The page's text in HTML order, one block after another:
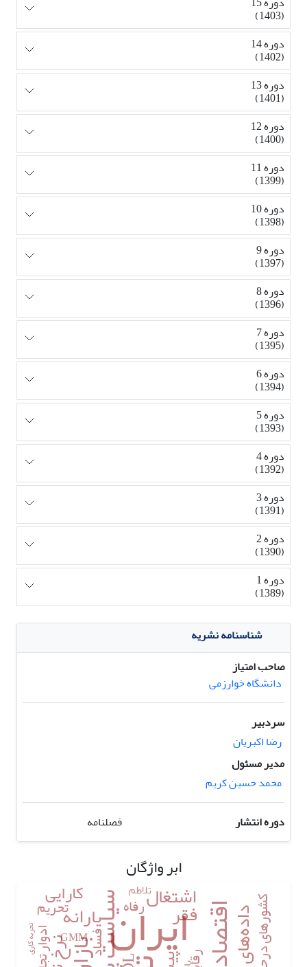
(1403)
دوره 14
(1402)
دوره 13
(1401)
دوره 12
(1400)
دوره 11
(1399)
دوره 10
(1398)
دوره 9
(1397)
دوره 8
(1396)
دوره 7
(1395)
دوره 6
(1394)
دوره 5
(1393)
دوره 4
(1392)
دوره 3
(1391)
دوره 2
(1390)
دوره 1
(1389)
شناسنامه نشریه
صاحب امتیاز
دانشگاه خوارزمی
سردبیر
رضا اکبریان
مدیر مسئول
محمد حسین کریم
دوره انتشار
فصلنامه
ابر واژگان
ایرانسیاست پولی اشتغال
یارانه فقر
کارایی
ادوار تجاری فساد
رفاه تحریم
تلاطم
GMM تجربه کاری